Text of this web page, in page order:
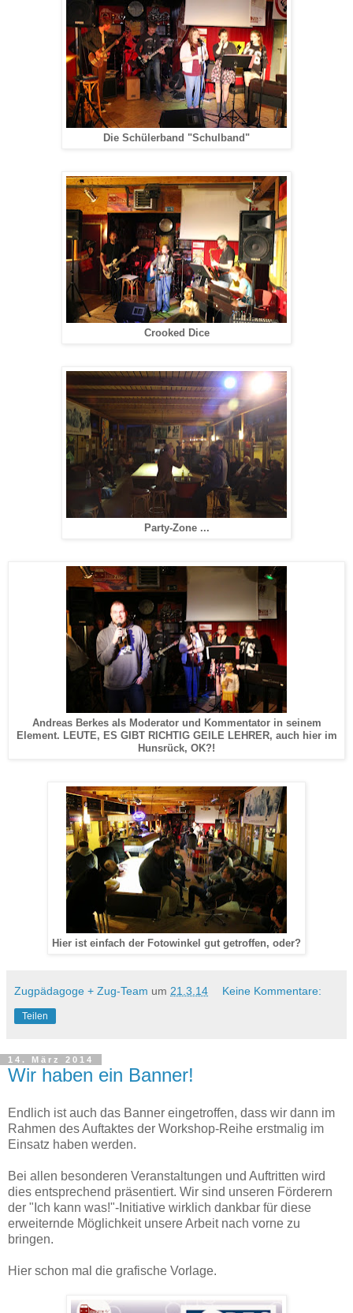
Die Schülerband "Schulband"
Crooked Dice
Party-Zone ...
Andreas Berkes als Moderator und Kommentator in seinem
Element. LEUTE, ES GIBT RICHTIG GEILE LEHRER, auch hier im
Hunsrück, OK?!
Hier ist einfach der Fotowinkel gut getroffen, oder?
Zugpädagoge + Zug-Team um 21.3.14 Keine Kommentare:
Teilen
14. März 2014
Wir haben ein Banner!
Endlich ist auch das Banner eingetroffen, dass wir dann im
Rahmen des Auftaktes der Workshop-Reihe erstmalig im
Einsatz haben werden.
Bei allen besonderen Veranstaltungen und Auftritten wird
dies entsprechend präsentiert. Wir sind unseren Förderern
der "Ich kann was!"-Initiative wirklich dankbar für diese
erweiternde Möglichkeit unsere Arbeit nach vorne zu
bringen.
Hier schon mal die grafische Vorlage.